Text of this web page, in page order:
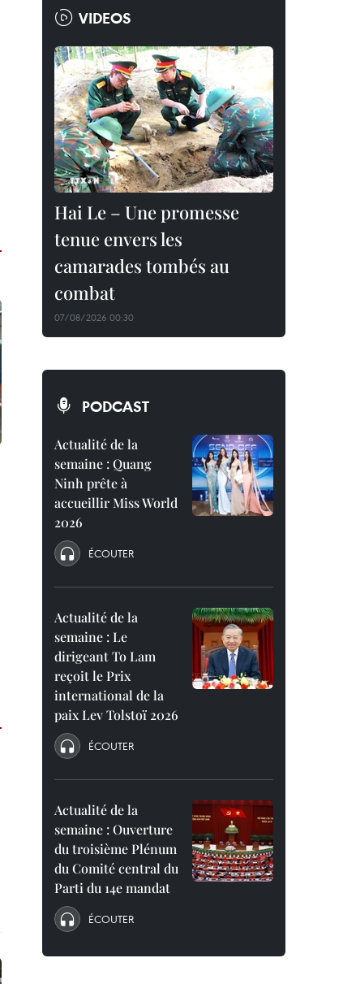
VIDEOS
Hai Le – Une promesse
tenue envers les
camarades tombés au
combat
07/08/2026 00:30
PODCAST
Actualité de la
semaine : Quang
Ninh prête à
accueillir Miss World
2026
ÉCOUTER
Actualité de la
semaine : Le
dirigeant To Lam
reçoit le Prix
international de la
paix Lev Tolstoï 2026
ÉCOUTER
Actualité de la
semaine : Ouverture
du troisième Plénum
du Comité central du
Parti du 14e mandat
ÉCOUTER